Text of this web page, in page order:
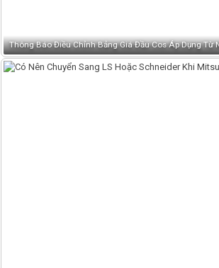
Thông Báo Điều Chỉnh Bảng Giá Đầu Cos Áp Dụng Từ